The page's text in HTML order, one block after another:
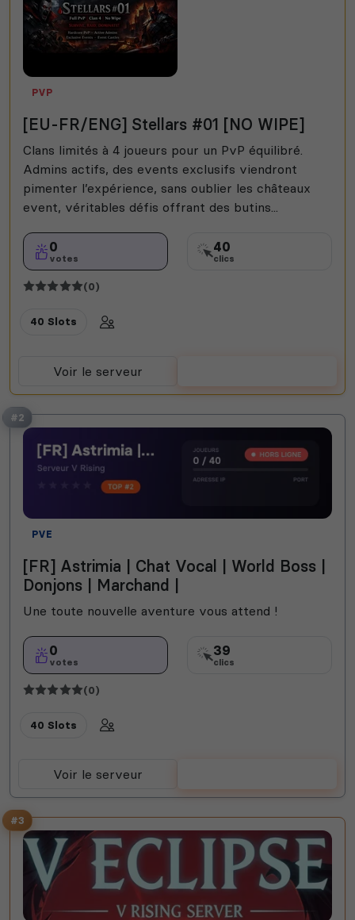
PVP
[EU-FR/ENG] Stellars #01 [NO WIPE]
Clans limités à 4 joueurs pour un PvP équilibré.
Admins actifs, des events exclusifs viendront
pimenter l’expérience, sans oublier les châteaux
event, véritables défis offrant des butins...
0
votes
40
clics
(0)
40 Slots
Voir le serveur
#2
PVE
[FR] Astrimia | Chat Vocal | World Boss |
Donjons | Marchand |
Une toute nouvelle aventure vous attend !
0
votes
39
clics
(0)
40 Slots
Voir le serveur
#3